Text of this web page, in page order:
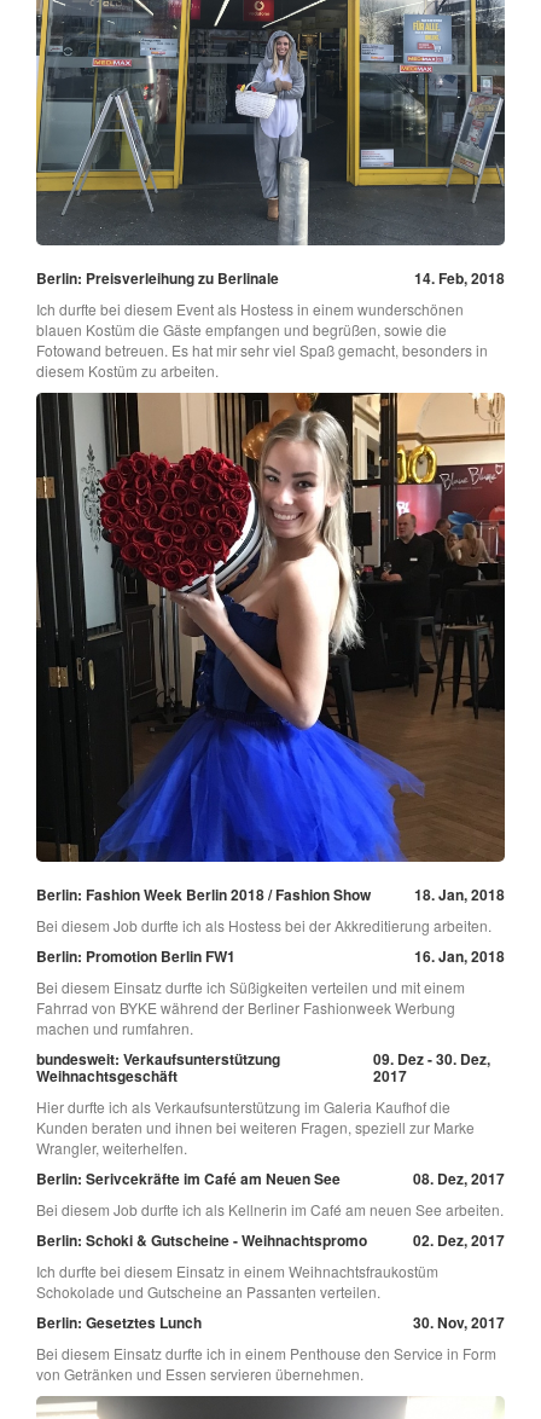
Berlin: Preisverleihung zu Berlinale 14. Feb, 2018
Ich durfte bei diesem Event als Hostess in einem wunderschönen
blauen Kostüm die Gäste empfangen und begrüßen, sowie die
Fotowand betreuen. Es hat mir sehr viel Spaß gemacht, besonders in
diesem Kostüm zu arbeiten.
Berlin: Fashion Week Berlin 2018 / Fashion Show 18. Jan, 2018
Bei diesem Job durfte ich als Hostess bei der Akkreditierung arbeiten.
Berlin: Promotion Berlin FW1 16. Jan, 2018
Bei diesem Einsatz durfte ich Süßigkeiten verteilen und mit einem
Fahrrad von BYKE während der Berliner Fashionweek Werbung
machen und rumfahren.
bundesweit: Verkaufsunterstützung
Weihnachtsgeschäft
09. Dez - 30. Dez,
2017
Hier durfte ich als Verkaufsunterstützung im Galeria Kaufhof die
Kunden beraten und ihnen bei weiteren Fragen, speziell zur Marke
Wrangler, weiterhelfen.
Berlin: Serivcekräfte im Café am Neuen See 08. Dez, 2017
Bei diesem Job durfte ich als Kellnerin im Café am neuen See arbeiten.
Berlin: Schoki & Gutscheine - Weihnachtspromo 02. Dez, 2017
Ich durfte bei diesem Einsatz in einem Weihnachtsfraukostüm
Schokolade und Gutscheine an Passanten verteilen.
Berlin: Gesetztes Lunch 30. Nov, 2017
Bei diesem Einsatz durfte ich in einem Penthouse den Service in Form
von Getränken und Essen servieren übernehmen.